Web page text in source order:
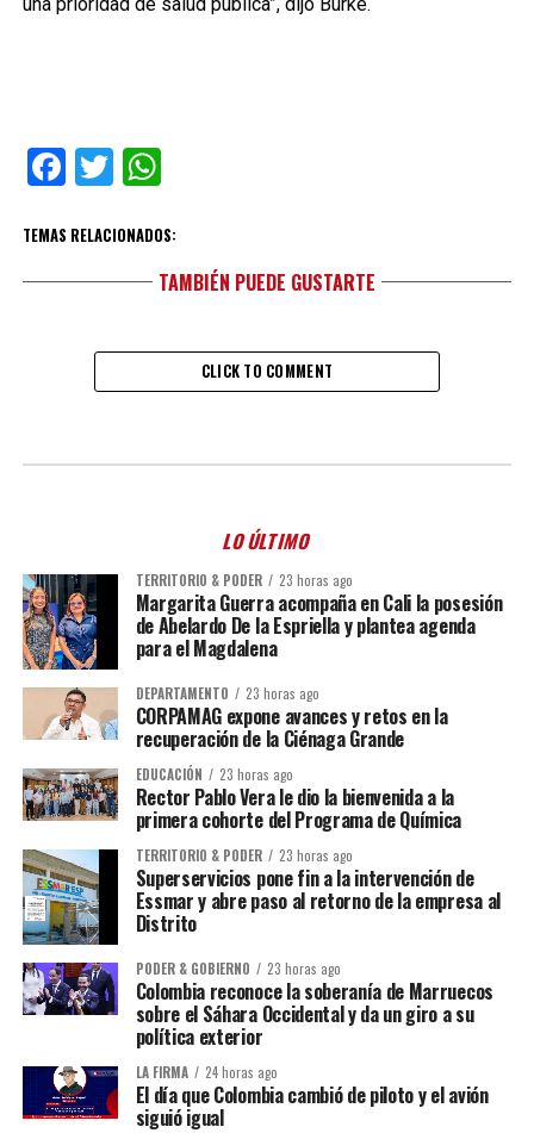
Facebook
TwitterWhatsApp
TEMAS RELACIONADOS:
TAMBIÉN PUEDE GUSTARTE
CLICK TO COMMENT
LO ÚLTIMO
TERRITORIO & PODER 23 horas ago
Margarita Guerra acompaña en Cali la posesión
de Abelardo De la Espriella y plantea agenda
para el Magdalena
DEPARTAMENTO 23 horas ago
CORPAMAG expone avances y retos en la
recuperación de la Ciénaga Grande
EDUCACIÓN 23 horas ago
Rector Pablo Vera le dio la bienvenida a la
primera cohorte del Programa de Química
TERRITORIO & PODER 23 horas ago
Superservicios pone fin a la intervención de
Essmar y abre paso al retorno de la empresa al
Distrito
PODER & GOBIERNO 23 horas ago
Colombia reconoce la soberanía de Marruecos
sobre el Sáhara Occidental y da un giro a su
política exterior
LA FIRMA 24 horas ago
El día que Colombia cambió de piloto y el avión
siguió igual